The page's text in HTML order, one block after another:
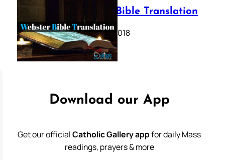
Webster Bible Translation
October 11, 2018
Download our App
Get our officialCatholic Gallery appfor daily Mass
readings, prayers & more